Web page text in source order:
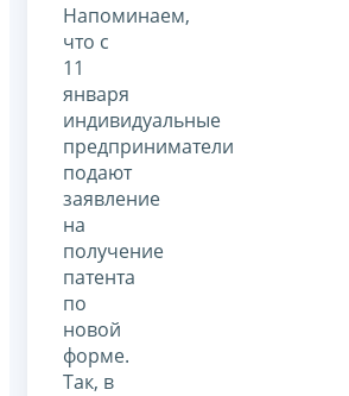
Напоминаем,
что с
11
января
индивидуальные
предприниматели
подают
заявление
на
получение
патента
по
новой
форме.
Так, в